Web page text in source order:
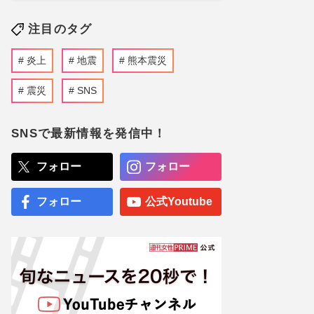
注目のタグ
炎上 地震 熊本震災
震災 SNS
SNSで最新情報を発信中！
フォロー フォロー
フォロー 公式Youtube